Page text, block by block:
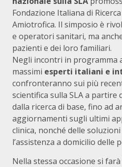
Fondazione Italiana di
Amiotrofica. Il simposio è
e operatori sanitari, ma
pazienti e dei loro familiari.
Negli incontri in programma
massimi esperti italiani e
confronteranno sui più
scientifica sulla SLA a
dalla ricerca di base, fino ad
aggiornamenti sugli ultimi
clinica, nonché delle
l’assistenza a domicilio delle
Nella stessa occasione si